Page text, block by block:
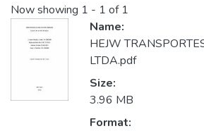
Now showing 1 - 1 of 1
Name:
HEJW
LTDA.pdf
Size:
3.96 MB
Format: